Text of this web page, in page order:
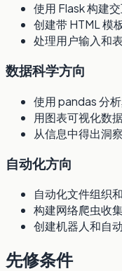
使用 Flask 构建
创建带 HTML 模
处理用户输入和
数据科学方向
使用 pandas 分
用图表可视化数
从信息中得出洞察
自动化方向
自动化文件组织
构建网络爬虫收
创建机器人和自
先修条件